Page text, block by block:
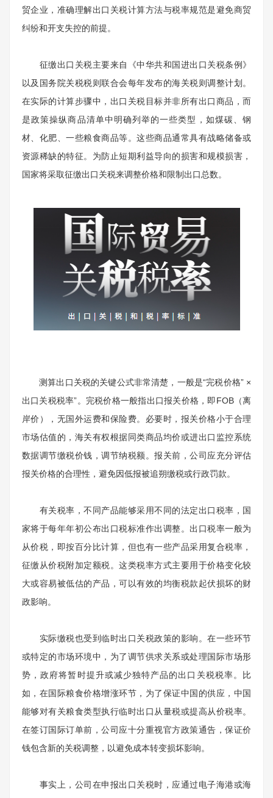
贸企业，准确理解出口关税计算方法与税率规范是避免商贸
纠纷和开支失控的前提。
征缴出口关税主要来自《中华共和国进出口关税条例》
以及国务院关税税则联合会每年发布的海关税则调整计划。
在实际的计算步骤中，出口关税目标并非所有出口商品，而
是政策操纵商品清单中明确列举的一些类型，如煤碳、钢
材、化肥、一些粮食商品等。这些商品通常具有战略储备或
资源稀缺的特征。为防止短期利益导向的损害和规模损害，
国家将采取征缴出口关税来调整价格和限制出口总数。
测算出口关税的关键公式非常清楚，一般是“完税价格” ×
出口关税税率”。完税价格一般指出口报关价格，即FOB（离
岸价），无国外运费和保险费。必要时，报关价格小于合理
市场估值的，海关有权根据同类商品均价或进出口监控系统
数据调节缴税价钱，调节纳税额。报关前，公司应充分评估
报关价格的合理性，避免因低报被追朔缴税或行政罚款。
有关税率，不同产品能够采用不同的法定出口税率，国
家将于每年年初公布出口税标准作出调整。出口税率一般为
从价税，即按百分比计算，但也有一些产品采用复合税率，
征缴从价税附加定额税。这类税率方式主要用于价格变化较
大或容易被低估的产品，可以有效的均衡税款起伏损坏的财
政影响。
实际缴税也受到临时出口关税政策的影响。在一些环节
或特定的市场环境中，为了调节供求关系或处理国际市场形
势，政府将暂时提升或减少独特产品的出口关税税率。比
如，在国际粮食价格增涨环节，为了保证中国的供应，中国
能够对有关粮食类型执行临时出口从量税或提高从价税率。
在签订国际订单前，公司应十分重视官方政策通告，保证价
钱包含新的关税调整，以避免成本转变损坏影响。
事实上，公司在申报出口关税时，应通过电子海港或海